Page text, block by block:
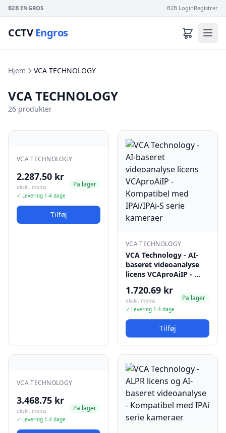
B2B ENGROS B2B LoginRegistrer
CCTVEngros
Hjem VCA TECHNOLOGY
VCA TECHNOLOGY
26 produkter
VCA TECHNOLOGY
2.287.50 kr
ekskl. moms
✓ Levering 1-4 dage
Pa lager
Tilføj
VCA TECHNOLOGY
VCA Technology - AI-
baseret videoanalyse
licens VCAproAiIP - …
1.720.69 kr
ekskl. moms
✓ Levering 1-4 dage
Pa lager
Tilføj
VCA TECHNOLOGY
3.468.75 kr
ekskl. moms
✓ Levering 1-4 dage
Pa lager